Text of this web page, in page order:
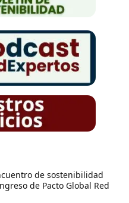
de sostenibilidad
de Pacto Global Red